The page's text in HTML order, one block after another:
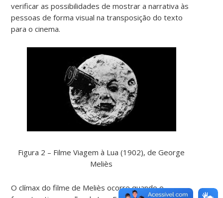
verificar as possibilidades de mostrar a narrativa às
pessoas de forma visual na transposição do texto
para o cinema.
Figura 2 – Filme Viagem à Lua (1902), de George
Meliès
O clímax do filme de Meliès ocorre quando o